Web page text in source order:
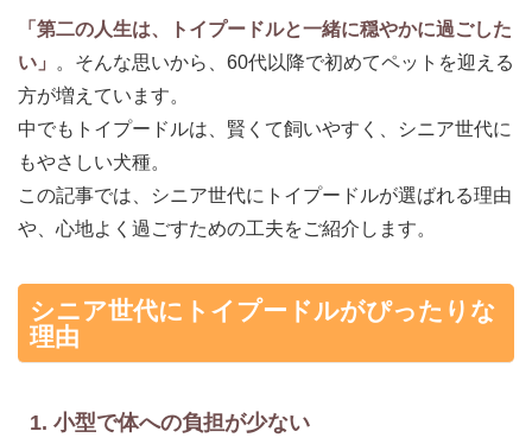
「第二の人生は、トイプードルと一緒に穏やかに過ごした
い」 。そんな思いから、60代以降で初めてペットを迎える
方が増えています。
中でもトイプードルは、賢くて飼いやすく、シニア世代に
もやさしい犬種。
この記事では、シニア世代にトイプードルが選ばれる理由
や、心地よく過ごすための工夫をご紹介します。
シニア世代にトイプードルがぴったりな
理由
1. 小型で体への負担が少ない